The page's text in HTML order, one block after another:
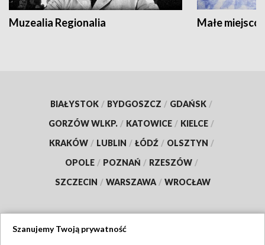
Muzealia Regionalia Małe
BIAŁYSTOK / BYDGOSZCZ / GDAŃSK /
GORZÓW WLKP. / KATOWICE / KIELCE /
KRAKÓW / LUBLIN / ŁÓDŹ / OLSZTYN /
OPOLE / POZNAŃ / RZESZÓW /
SZCZECIN / WARSZAWA / WROCŁAW
Szanujemy Twoją prywatność